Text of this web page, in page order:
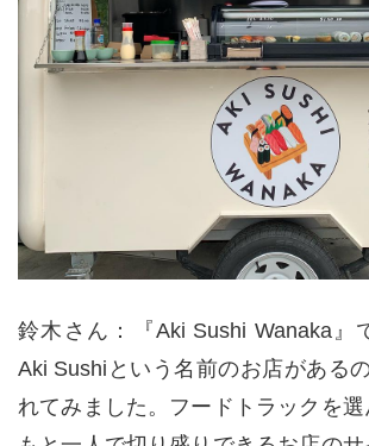
鈴木さん：『Aki Sushi Wanaka』
Aki Sushiという名前のお店がある
れてみました。フードトラックを選